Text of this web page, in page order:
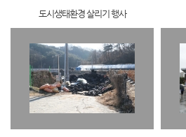
도시생태환경 살리기 행사